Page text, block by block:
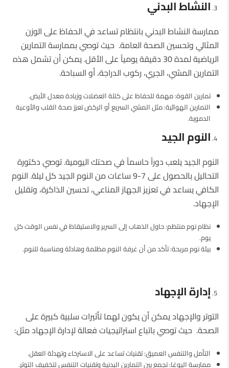
النشاط البدني
ممارسة النشاط البدني بانتظام تساعد في الحفاظ على الوزن
المثالي وتحسين الصحة العامة. حيث توصي بممارسة التمارين
الرياضية لمدة 30 دقيقة يومياً على الأقل. يمكن أن تشمل هذه
التمارين المشي، الجري، ركوب الدراجة، أو السباحة.
تمارين القوة: مهمة للحفاظ على كتلة العضلات وزيادة معدل الأيض.
التمارين الهوائية: مثل المشي السريع أو الركض تعزز صحة القلب والأوعية
الدموية.
النوم الجيد
النوم الجيد يلعب دوراً حاسماً في صحتك اليومية. توصي دكتورة
التحاليل بالحصول على 7-9 ساعات من النوم الجيد كل ليلة. النوم
الكافي يساعد في تعزيز الجهاز المناعي، تحسين الذاكرة، وتقليل
الإجهاد.
نظام نوم منتظم: حاول الذهاب إلى السرير والاستيقاظ في نفس الوقت كل
يوم.
بيئة نوم مريحة: تأكد من أن غرفة النوم مظلمة وهادئة ومناسبة للنوم.
إدارة الإجهاد
التوتر والإجهاد يمكن أن يكون لهما تأثيرات سلبية كبيرة على
الصحة. حيث توصي باتباع استراتيجيات فعالة لإدارة الإجهاد مثل:
التأمل والتنفس العميق: تقنيات تساعد على الاسترخاء وتهدئة العقل.
ممارسة اليوغا: تجمع بين التمارين البدنية وتقنيات التنفس لتخفيف التوتر.